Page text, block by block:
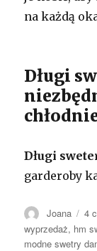
na każdą
Długi
Długi
garderoby
Autor
Joana 4
wyprzedaż, hm
modne swetry